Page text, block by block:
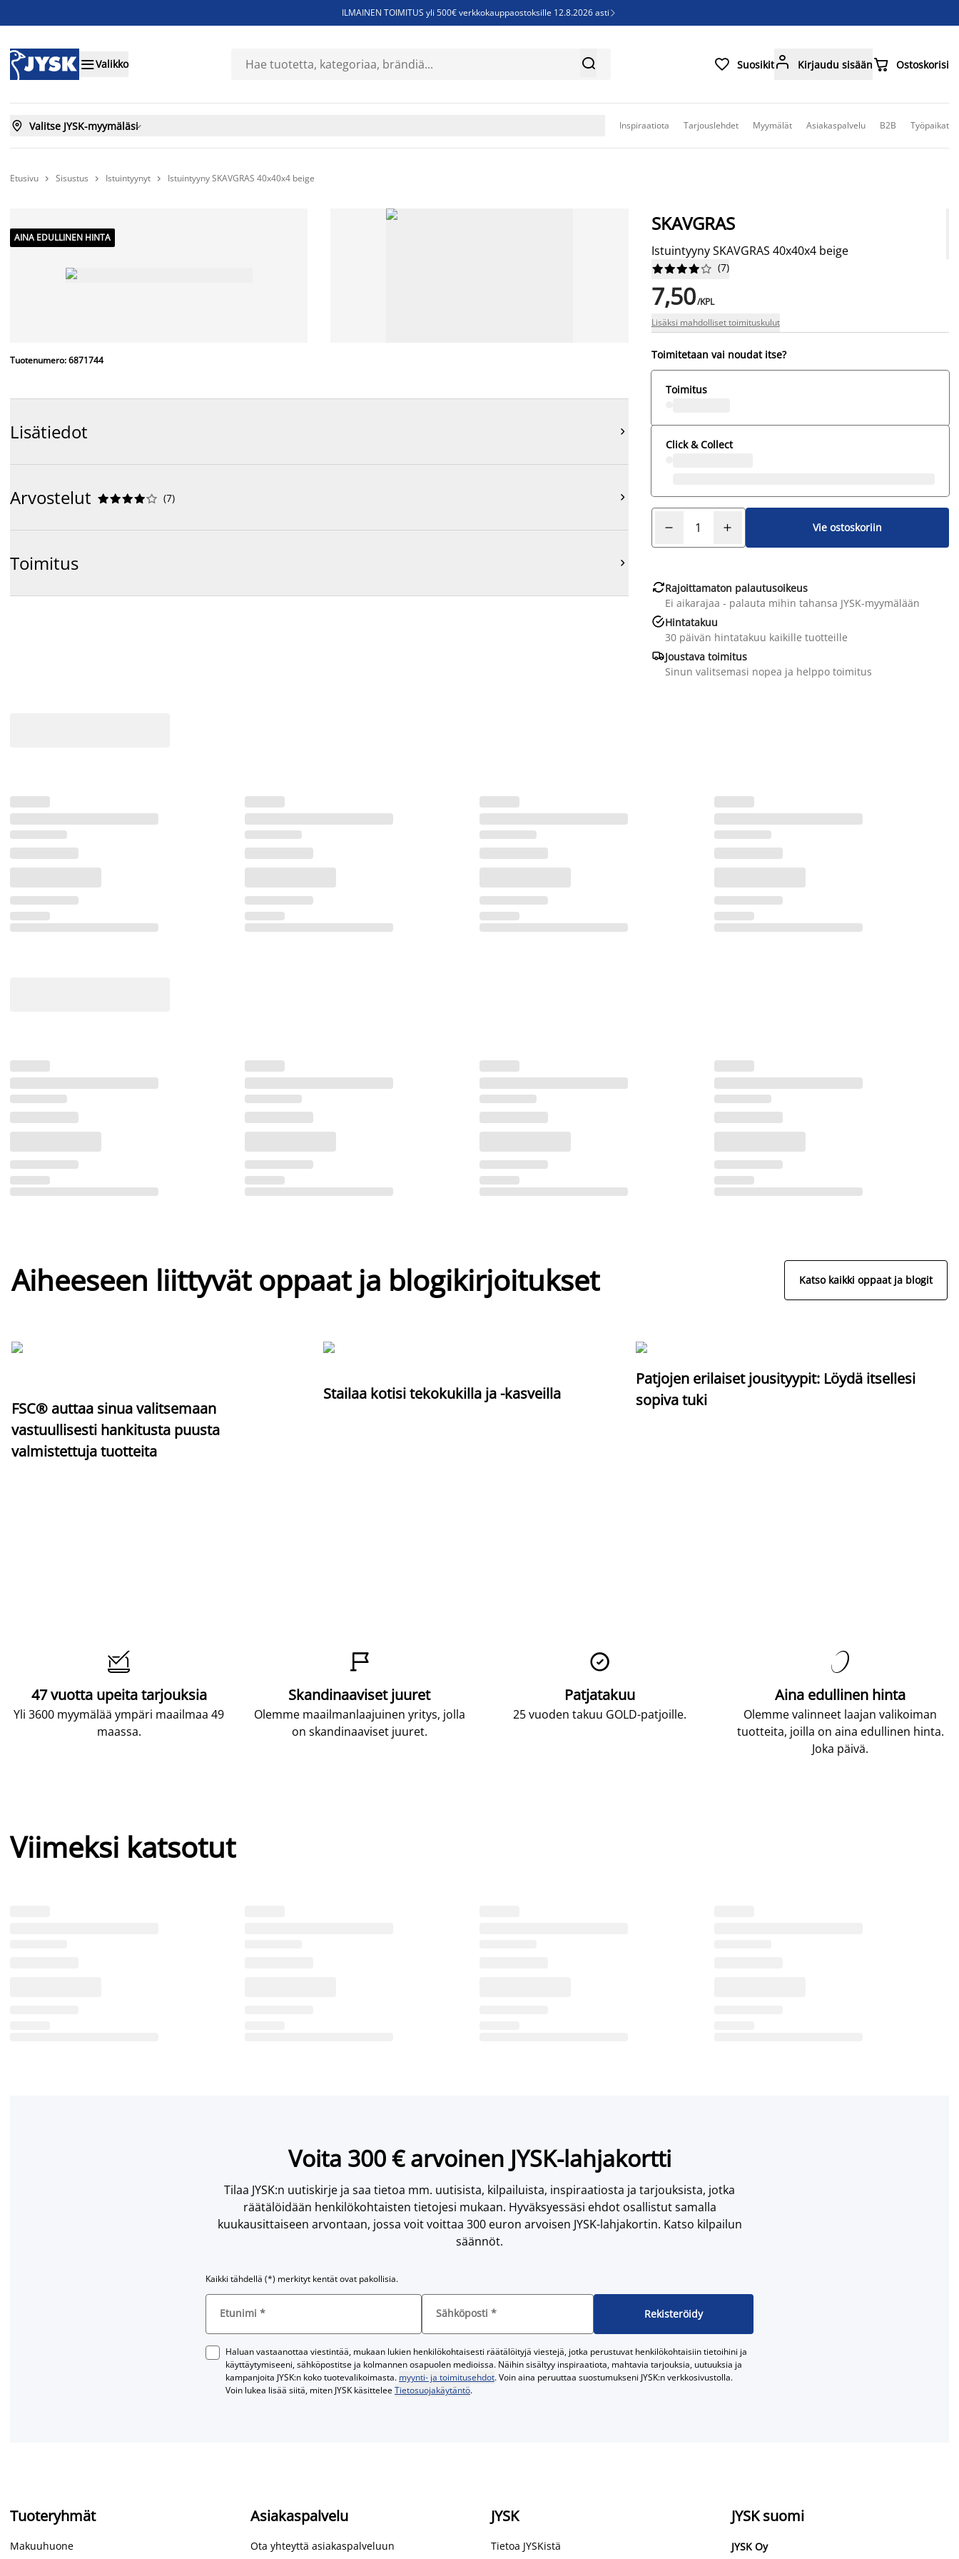
ILMAINEN TOIMITUS yli 500€ verkkokauppaostoksille 12.8.2026 asti 
Sijauspatjoja - Säästä jopa 60%
Valikko   Suosikit Kirjaudu sisään Ostoskorisi
 Valitse JYSK-myymäläsi Inspiraatiota Tarjouslehdet Myymälät Asiakaspalvelu B2B Työpaikat
Etusivu  Sisustus  Istuintyynyt  Istuintyyny SKAVGRAS 40x40x4 beige
AINA EDULLINEN HINTA
Tuotenumero: 6871744
Lisätiedot 
Arvostelut 




 (7) 
Toimitus 
SKAVGRAS
Istuintyyny SKAVGRAS 40x40x4 beige





 (7)
7,50/KPL
Lisäksi mahdolliset toimituskulut
Toimitetaan vai noudat itse?
Toimitus
Click & Collect
Vie ostoskoriin
Rajoittamaton palautusoikeus
Ei aikarajaa - palauta mihin tahansa JYSK-myymälään
Hintatakuu
30 päivän hintatakuu kaikille tuotteille
Joustava toimitus
Sinun valitsemasi nopea ja helppo toimitus
Aiheeseen liittyvät oppaat ja blogikirjoitukset Katso kaikki oppaat ja blogit
FSC® auttaa sinua valitsemaan
vastuullisesti hankitusta puusta
valmistettuja tuotteita
Stailaa kotisi tekokukilla ja -kasveilla
Patjojen erilaiset jousityypit: Löydä itsellesi
sopiva tuki

47 vuotta upeita tarjouksia
Yli 3600 myymälää ympäri maailmaa 49
maassa.

Skandinaaviset juuret
Olemme maailmanlaajuinen yritys, jolla
on skandinaaviset juuret.

Patjatakuu
25 vuoden takuu GOLD-patjoille.

Aina edullinen hinta
Olemme valinneet laajan valikoiman
tuotteita, joilla on aina edullinen hinta.
Joka päivä.
Viimeksi katsotut
Voita 300 € arvoinen JYSK-lahjakortti
Tilaa JYSK:n uutiskirje ja saa tietoa mm. uutisista, kilpailuista, inspiraatiosta ja tarjouksista, jotka
räätälöidään henkilökohtaisten tietojesi mukaan. Hyväksyessäsi ehdot osallistut samalla
kuukausittaiseen arvontaan, jossa voit voittaa 300 euron arvoisen JYSK-lahjakortin. Katso kilpailun
säännöt.
Kaikki tähdellä (*) merkityt kentät ovat pakollisia.
Etunimi * Sähköposti * Rekisteröidy
Haluan vastaanottaa viestintää, mukaan lukien henkilökohtaisesti räätälöityjä viestejä, jotka perustuvat henkilökohtaisiin tietoihini ja
käyttäytymiseeni, sähköpostitse ja kolmannen osapuolen medioissa. Näihin sisältyy inspiraatiota, mahtavia tarjouksia, uutuuksia ja
kampanjoita JYSK:n koko tuotevalikoimasta. myynti- ja toimitusehdot. Voin aina peruuttaa suostumukseni JYSK:n verkkosivustolla.
Voin lukea lisää siitä, miten JYSK käsitteleeTietosuojakäytäntö.
Tuoteryhmät
Makuuhuone
Asiakaspalvelu
Ota yhteyttä asiakaspalveluun
JYSK
Tietoa JYSKistä
JYSK suomi
JYSK Oy